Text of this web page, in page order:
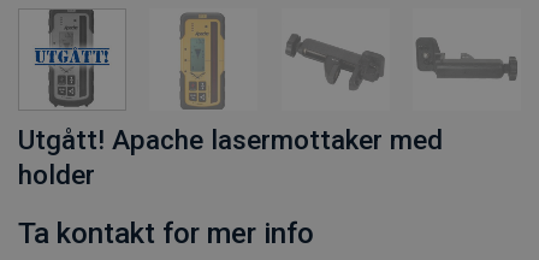
Utgått! Apache lasermottaker med
holder
Ta kontakt for mer info